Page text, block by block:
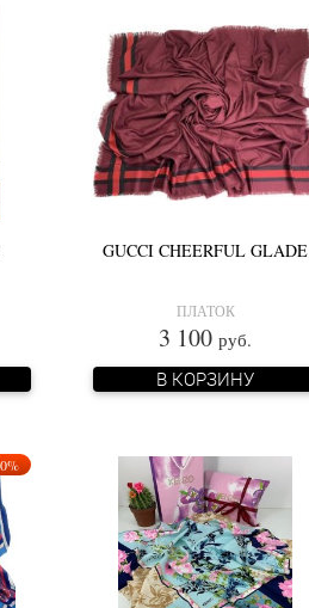
GUCCI CHEERFUL GLADE
ПЛАТОК
3 100 руб.
В КОРЗИНУ